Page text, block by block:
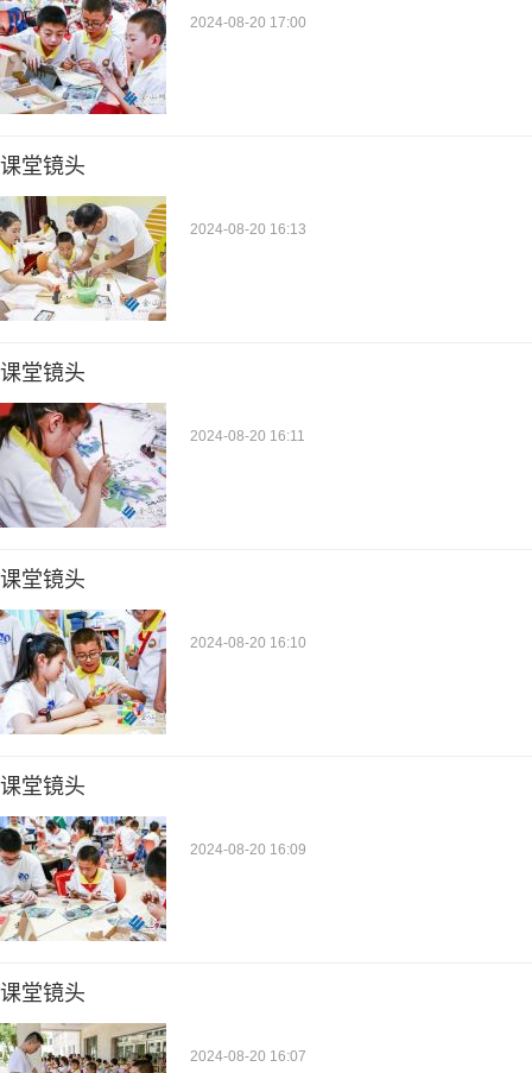
2024-08-20 17:00
课堂镜头
2024-08-20 16:13
课堂镜头
2024-08-20 16:11
课堂镜头
2024-08-20 16:10
课堂镜头
2024-08-20 16:09
课堂镜头
2024-08-20 16:07